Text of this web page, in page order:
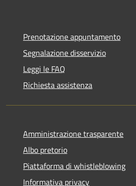
Prenotazione appuntamento
Segnalazione disservizio
Leggi le FAQ
Richiesta assistenza
Amministrazione trasparente
Albo pretorio
Piattaforma di whistleblowing
Informativa privacy